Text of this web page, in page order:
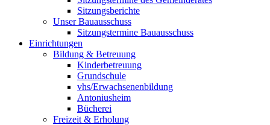
Sitzungsberichte
Unser Bauausschuss
Sitzungstermine Bauausschuss
Einrichtungen
Bildung & Betreuung
Kinderbetreuung
Grundschule
vhs/Erwachsenenbildung
Antoniusheim
Bücherei
Freizeit & Erholung